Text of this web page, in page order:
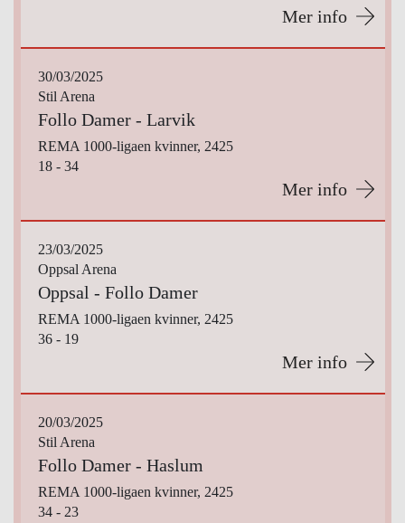
Mer info
30/03/2025
Stil Arena
Follo Damer - Larvik
REMA 1000-ligaen kvinner, 2425
18 - 34
Mer info
23/03/2025
Oppsal Arena
Oppsal - Follo Damer
REMA 1000-ligaen kvinner, 2425
36 - 19
Mer info
20/03/2025
Stil Arena
Follo Damer - Haslum
REMA 1000-ligaen kvinner, 2425
34 - 23